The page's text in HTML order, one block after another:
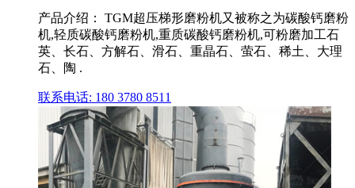
产品介绍： TGM超压梯形磨粉机又被称之为碳酸钙磨粉
机,轻质碳酸钙磨粉机,重质碳酸钙磨粉机,可粉磨加工石
英、长石、方解石、滑石、重晶石、萤石、稀土、大理
石、陶 .
联系电话: 180 3780 8511